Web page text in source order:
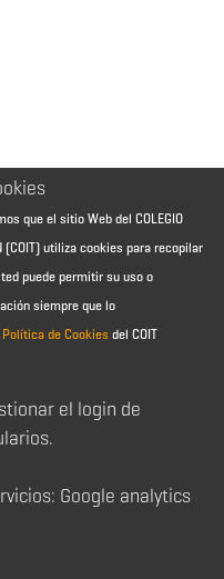
que el sitio Web del COLEGIO
(COIT) utiliza cookies para recopilar
puede permitir su uso o
siempre que lo
Política de Cookies del COIT
el login de
Google analytics